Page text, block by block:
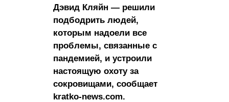
Дэвид Кляйн — решили
подбодрить людей,
которым надоели все
проблемы, связанные с
пандемией, и устроили
настоящую охоту за
сокровищами, сообщает
kratko-news.com.